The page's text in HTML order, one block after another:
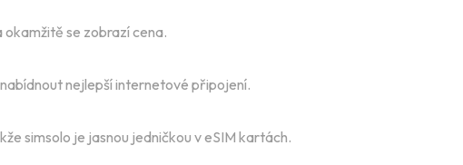
se zobrazí cena.
nejlepší internetové připojení.
simsolo je jasnou jedničkou v eSIM kartách.